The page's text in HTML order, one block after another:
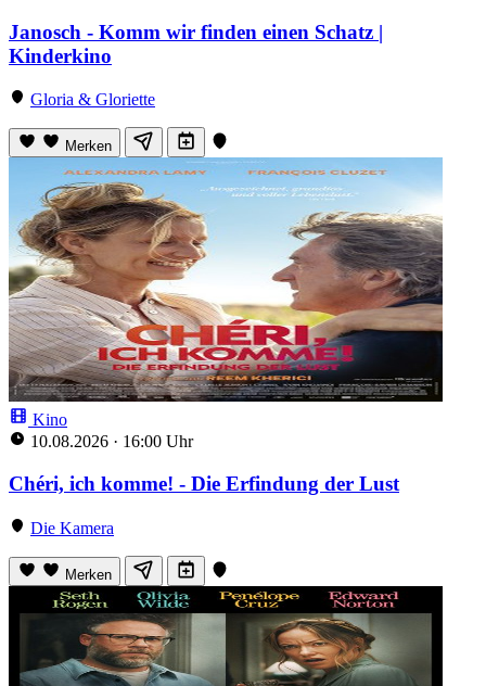
Janosch - Komm wir finden einen Schatz |
Kinderkino
Gloria & Gloriette
Merken
Kino
10.08.2026 · 16:00 Uhr
Chéri, ich komme! - Die Erfindung der Lust
Die Kamera
Merken